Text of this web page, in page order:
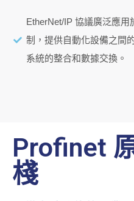
EtherNet/IP 協議廣泛應
制，提供自動化設備之間
系統的整合和數據交換。
Profinet
棧